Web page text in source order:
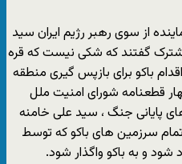
از سوی رهبر رژیم ایران سید
گفتند که شکی نیست که قره
باکو برای بازپس گیری منطقه
قطعنامه شورای امنیت ملل
پایانی جنگ ، سید علی خامنه
سرزمین های باکو که توسط
و به باکو واگذار شود.